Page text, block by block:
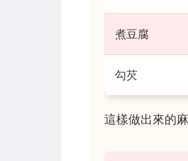
煮豆腐
勾芡
這樣做出來的